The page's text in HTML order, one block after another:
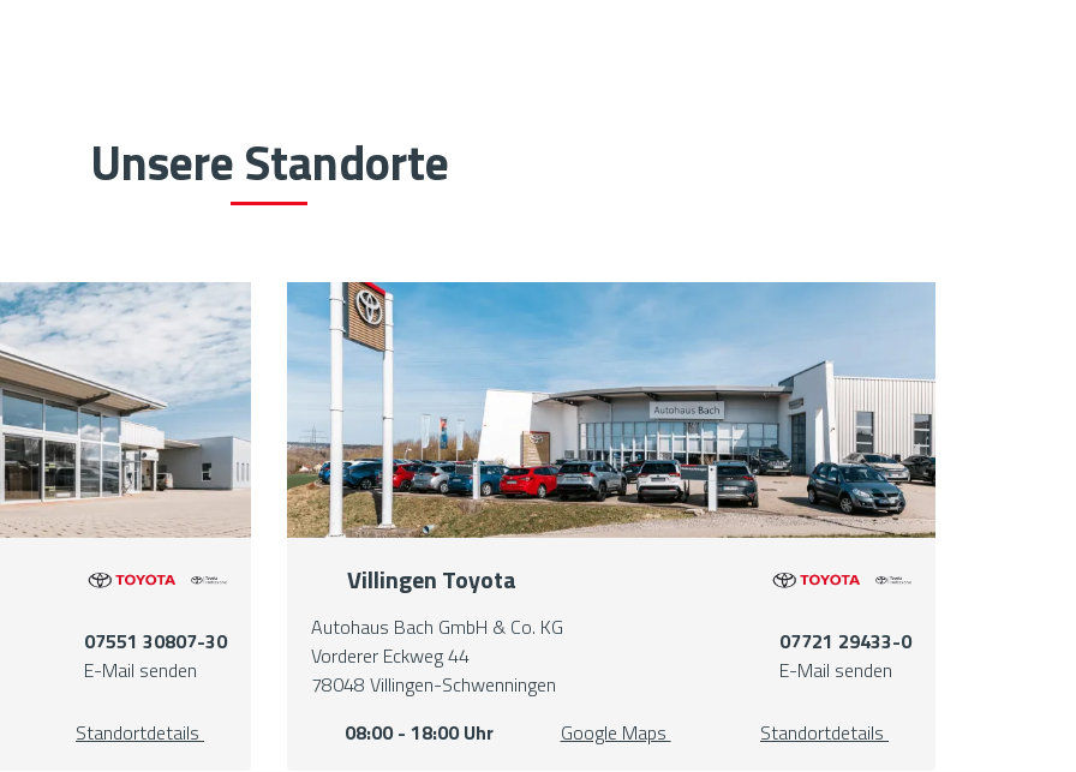
Unsere Standorte
07551 30807-30
E-Mail senden
Standortdetails
Villingen Toyota
Autohaus Bach GmbH & Co. KG
Vorderer Eckweg 44
78048 Villingen-Schwenningen
07721 29433-0
E-Mail senden
08:00 - 18:00 Uhr Google Maps Standortdetails